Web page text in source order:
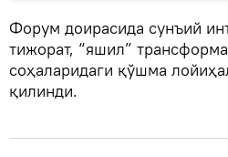
Форум доирасида сунъий
тижорат, “яшил”
соҳаларидаги қўшма
қилинди.